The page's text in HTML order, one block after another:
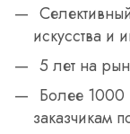
искусства и
5 лет на
Более 1000
заказчикам